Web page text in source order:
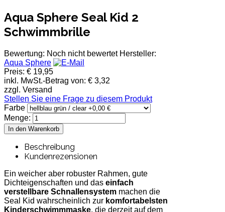
Aqua Sphere Seal Kid 2
Schwimmbrille
Bewertung: Noch nicht bewertet Hersteller:
Aqua Sphere
Preis: € 19,95
inkl. MwSt.-Betrag von: € 3,32
zzgl. Versand
Stellen Sie eine Frage zu diesem Produkt
Farbe
Menge:
Beschreibung
Kundenrezensionen
Ein weicher aber robuster Rahmen, gute
Dichteigenschaften und das einfach
verstellbare Schnallensystem machen die
Seal Kid wahrscheinlich zur komfortabelsten
Kinderschwimmmaske, die derzeit auf dem